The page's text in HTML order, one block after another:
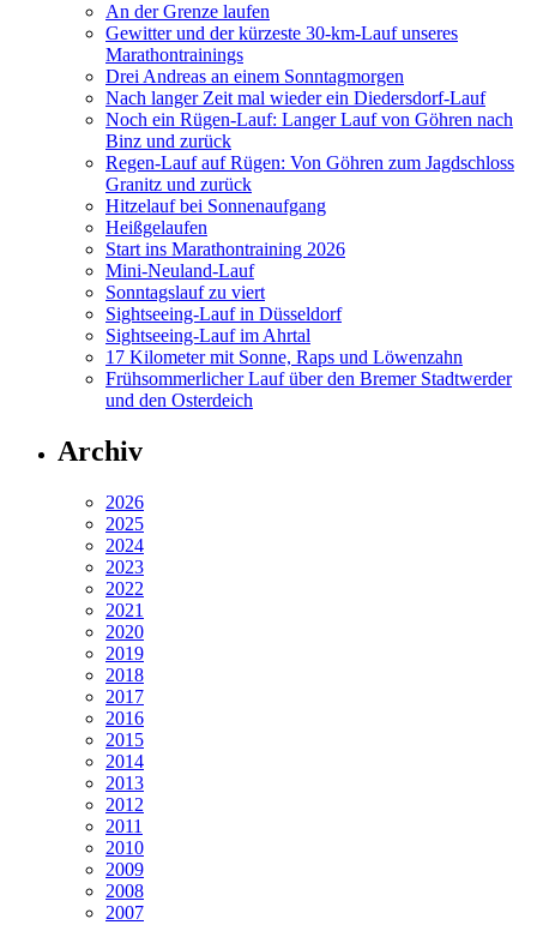
An der Grenze laufen
Gewitter und der kürzeste 30-km-Lauf unseres
Marathontrainings
Drei Andreas an einem Sonntagmorgen
Nach langer Zeit mal wieder ein Diedersdorf-Lauf
Noch ein Rügen-Lauf: Langer Lauf von Göhren nach
Binz und zurück
Regen-Lauf auf Rügen: Von Göhren zum Jagdschloss
Granitz und zurück
Hitzelauf bei Sonnenaufgang
Heißgelaufen
Start ins Marathontraining 2026
Mini-Neuland-Lauf
Sonntagslauf zu viert
Sightseeing-Lauf in Düsseldorf
Sightseeing-Lauf im Ahrtal
17 Kilometer mit Sonne, Raps und Löwenzahn
Frühsommerlicher Lauf über den Bremer Stadtwerder
und den Osterdeich
Archiv
2026
2025
2024
2023
2022
2021
2020
2019
2018
2017
2016
2015
2014
2013
2012
2011
2010
2009
2008
2007